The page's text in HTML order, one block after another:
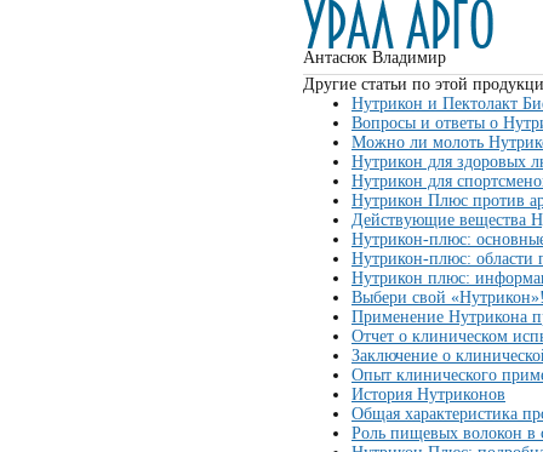
Антасюк Владимир
Другие статьи по этой
Нутрикон и Пектолакт
Вопросы и ответы о
Можно ли молоть
Нутрикон для здоровых
Нутрикон для
Нутрикон Плюс против
Действующие вещества
Нутрикон-плюс:
Нутрикон-плюс: области
Нутрикон плюс:
Выбери свой
Применение Нутрикона
Отчет о клиническом
Заключение о
Опыт клинического
История Нутриконов
Общая характеристика
Роль пищевых волокон в